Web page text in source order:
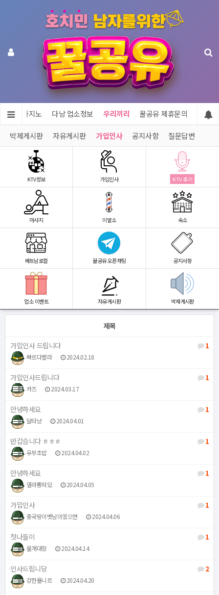
어 & 카지노 다낭 업소정보 우리끼리 꿀공유 제휴문의
박제게시판 자유게시판 가입인사 공지사항 질문답변
KTV정보 가입인사 KTV 후기
마사지 이발소 숙소
베트남로컬 꿀공유 오픈채팅 공지사항
업소 이벤트 자유게시판 박제게시판
제목
1
가입인사 드립니다
빠르다빨라 2024.02.18
1
가입인사드립니다
카즈 2024.03.17
1
안녕하세요
달타냥 2024.04.01
1
반갑슴니다 ㅎㅎㅎ
유부초밥 2024.04.02
1
안녕하세요
열라뽕따있 2024.04.05
1
가입인사
중국땅이벳남이였으면 2024.04.06
1
첫나들이
물개대장 2024.04.14
2
인사드립니당
강한묠니르 2024.04.20